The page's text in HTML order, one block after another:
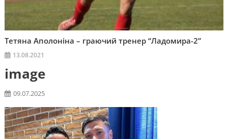
Тетяна Аполоніна – граючий тренер “Ладомира-2”
13.08.2021
image
09.07.2025